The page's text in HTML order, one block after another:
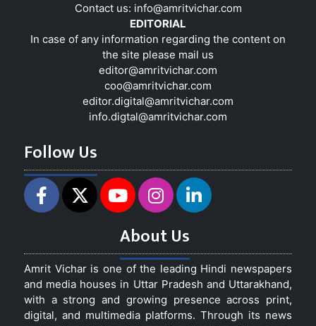
Contact us: info@amritvichar.com
EDITORIAL
In case of any information regarding the content on
the site please mail us
editor@amritvichar.com
coo@amritvichar.com
editor.digital@amritvichar.com
info.digtal@amritvichar.com
Follow Us
About Us
Amrit Vichar is one of the leading Hindi newspapers
and media houses in Uttar Pradesh and Uttarakhand,
with a strong and growing presence across print,
digital, and multimedia platforms. Through its news